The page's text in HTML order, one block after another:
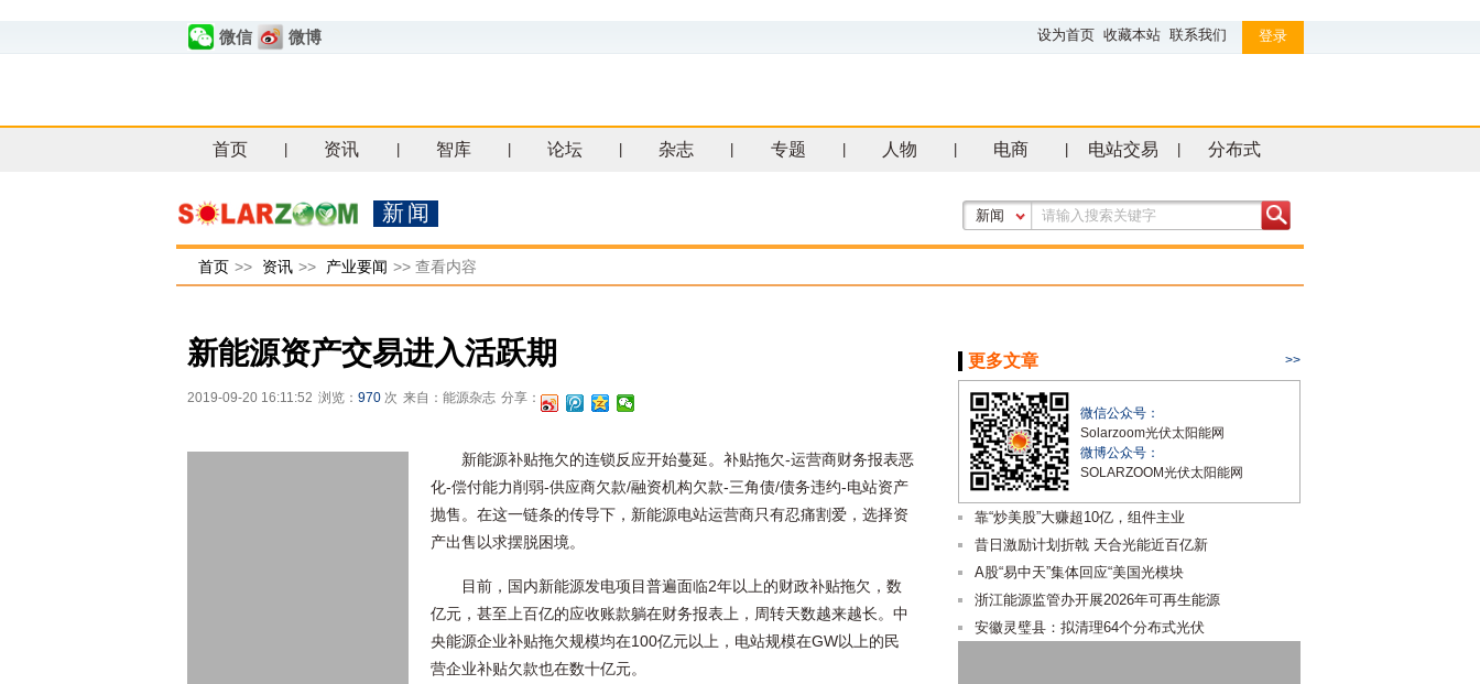
微信 微博 设为首页 收藏本站 联系我们 登录
首页 资讯 智库 论坛 杂志 专题 人物 电商 电站交易 分布式
新闻 新闻
首页 >> 资讯 >> 产业要闻 >> 查看内容
新能源资产交易进入活跃期
2019-09-20 16:11:52 浏览： 970 次 来自：能源杂志 分享：
新能源补贴拖欠的连锁反应开始蔓延。补贴拖欠-运营商财务报表恶
化-偿付能力削弱-供应商欠款/融资机构欠款-三角债/债务违约-电站资产
抛售。在这一链条的传导下，新能源电站运营商只有忍痛割爱，选择资
产出售以求摆脱困境。
目前，国内新能源发电项目普遍面临2年以上的财政补贴拖欠，数
亿元，甚至上百亿的应收账款躺在财务报表上，周转天数越来越长。中
央能源企业补贴拖欠规模均在100亿元以上，电站规模在GW以上的民
营企业补贴欠款也在数十亿元。
更多文章 >>
微信公众号：
Solarzoom光伏太阳能网
微博公众号：
SOLARZOOM光伏太阳能网
靠“炒美股”大赚超10亿，组件主业
昔日激励计划折戟 天合光能近百亿新
A股“易中天”集体回应“美国光模块
浙江能源监管办开展2026年可再生能源
安徽灵璧县：拟清理64个分布式光伏